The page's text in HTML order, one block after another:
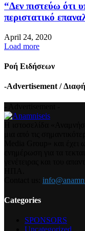
“Δεν πιστεύω ότι
περιστατικό
April 24, 2020
Load more
Ροή Ειδήσεων
-Advertisement /
Categories
SPONSORS